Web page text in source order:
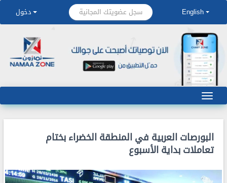
English سجل عضويتك المجانية دخول
البورصات العربية في المنطقة الخضراء بختام
تعاملات بداية الأسبوع